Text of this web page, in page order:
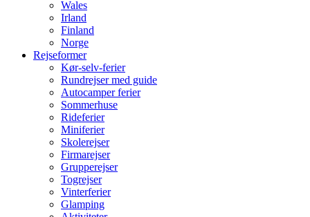
Wales
Irland
Finland
Norge
Rejseformer
Kør-selv-ferier
Rundrejser med guide
Autocamper ferier
Sommerhuse
Rideferier
Miniferier
Skolerejser
Firmarejser
Grupperejser
Togrejser
Vinterferier
Glamping